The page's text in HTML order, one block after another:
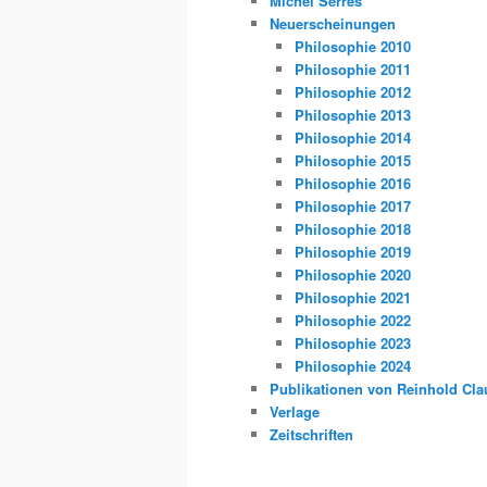
Neuerscheinungen
Philosophie 2010
Philosophie 2011
Philosophie 2012
Philosophie 2013
Philosophie 2014
Philosophie 2015
Philosophie 2016
Philosophie 2017
Philosophie 2018
Philosophie 2019
Philosophie 2020
Philosophie 2021
Philosophie 2022
Philosophie 2023
Philosophie 2024
Publikationen von Reinhold
Verlage
Zeitschriften